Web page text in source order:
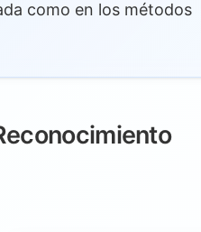
como en los métodos